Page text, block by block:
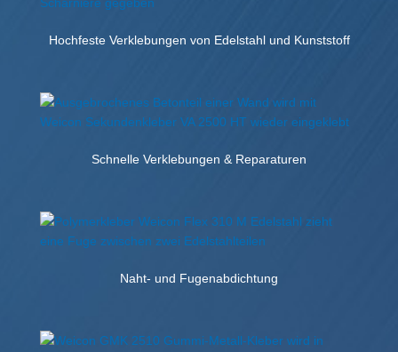
Hochfeste Verklebungen von Edelstahl und Kunststoff
Schnelle Verklebungen & Reparaturen
Naht- und Fugenabdichtung